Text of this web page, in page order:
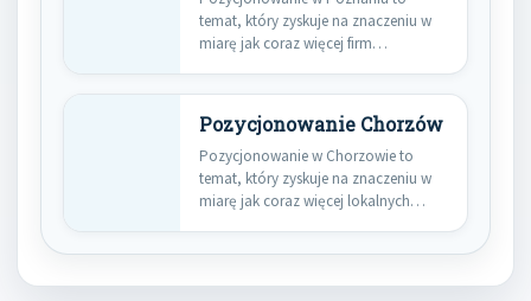
temat, który zyskuje na znaczeniu w
miarę jak coraz więcej firm…
Pozycjonowanie Chorzów
Pozycjonowanie w Chorzowie to
temat, który zyskuje na znaczeniu w
miarę jak coraz więcej lokalnych…